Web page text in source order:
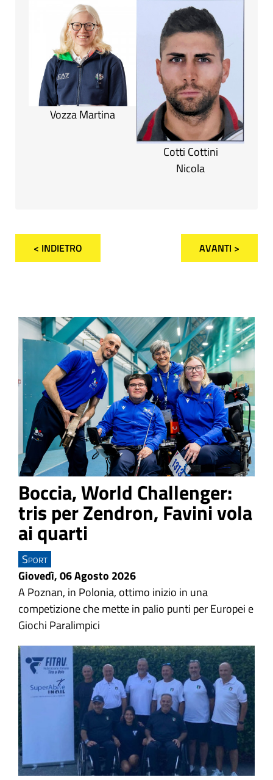
Vozza Martina
Cotti Cottini
Nicola
< INDIETRO AVANTI >
Boccia, World Challenger:
tris per Zendron, Favini vola
ai quarti
Sport
Giovedì, 06 Agosto 2026
A Poznan, in Polonia, ottimo inizio in una
competizione che mette in palio punti per Europei e
Giochi Paralimpici